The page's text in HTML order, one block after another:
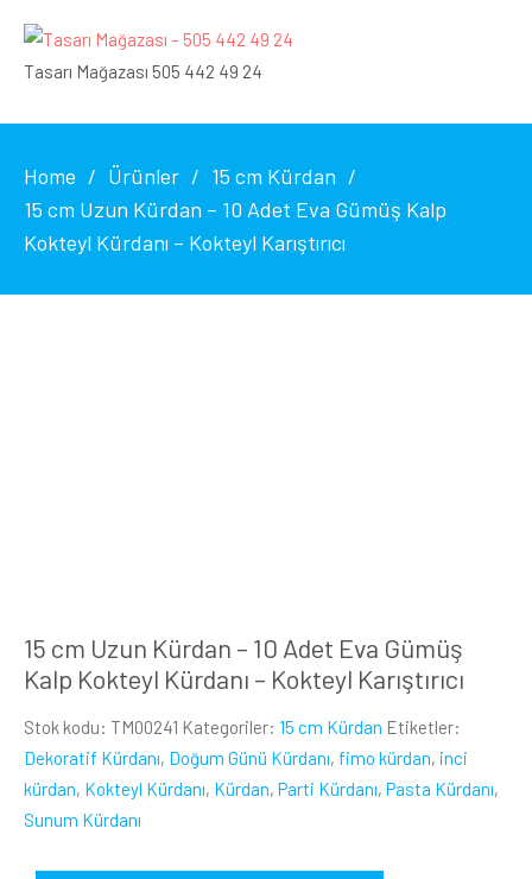
Tasarı Mağazası 505 442 49 24
Home Ürünler
15 cm Kürdan
15 cm Uzun Kürdan – 10 Adet Eva Gümüş Kalp
Kokteyl Kürdanı – Kokteyl Karıştırıcı
15 cm Uzun Kürdan – 10 Adet Eva Gümüş
Kalp Kokteyl Kürdanı – Kokteyl Karıştırıcı
Stok kodu: TM00241 Kategoriler: 15 cm Kürdan Etiketler:
Dekoratif Kürdanı, Doğum Günü Kürdanı, fimo kürdan, inci
kürdan, Kokteyl Kürdanı, Kürdan, Parti Kürdanı, Pasta Kürdanı,
Sunum Kürdanı